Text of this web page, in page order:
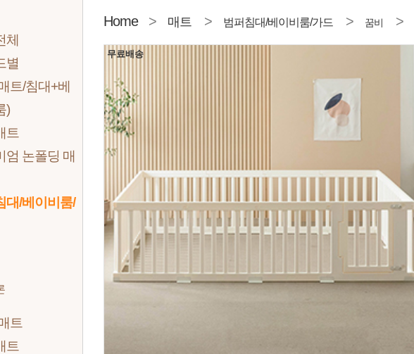
체
별
트/침대+베
)
트
엄 논폴딩 매
대/베이비룸/
트
트
Home > 매트 > 범퍼침대/베이비룸/가드 > 꿈비 >
무료배송